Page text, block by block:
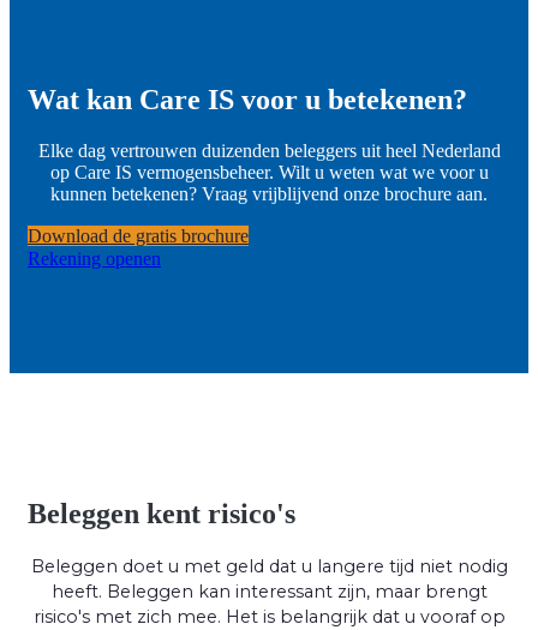
Wat kan Care IS voor u betekenen?
Elke dag vertrouwen duizenden beleggers uit heel Nederland
op Care IS vermogensbeheer. Wilt u weten wat we voor u
kunnen betekenen? Vraag vrijblijvend onze brochure aan.
Download de gratis brochure
Rekening openen
Beleggen kent risico's
Beleggen doet u met geld dat u langere tijd niet nodig
heeft. Beleggen kan interessant zijn, maar brengt
risico's met zich mee. Het is belangrijk dat u vooraf op